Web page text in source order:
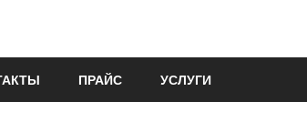
ПРАЙС УСЛУГИ